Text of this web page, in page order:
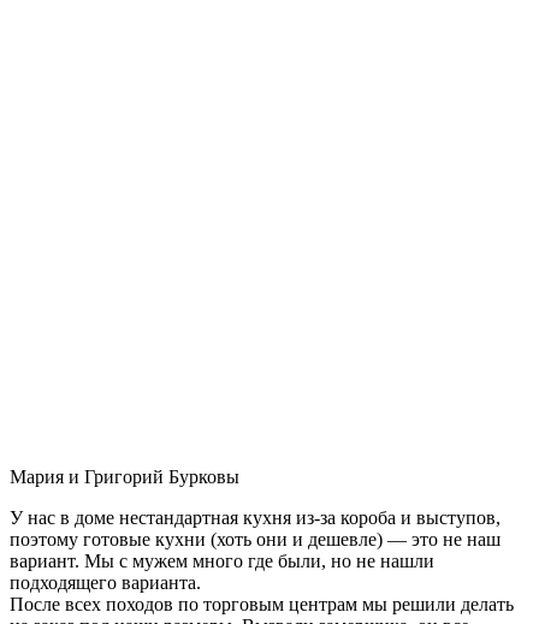
Мария и Григорий Бурковы
У нас в доме нестандартная кухня из-за короба и выступов,
поэтому готовые кухни (хоть они и дешевле) — это не наш
вариант. Мы с мужем много где были, но не нашли
подходящего варианта.
После всех походов по торговым центрам мы решили делать